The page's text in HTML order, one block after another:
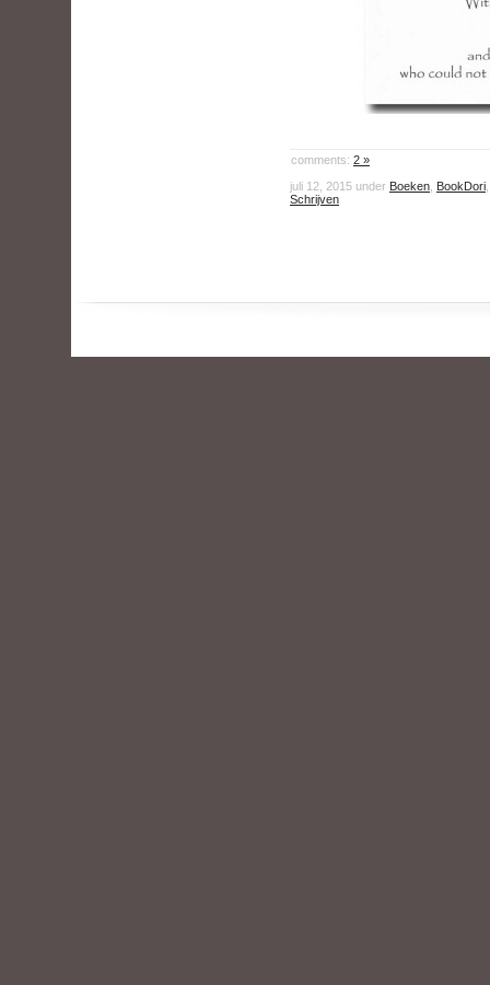
comments: 2 »
juli 12, 2015 under Boeken BookDori
Schrijven